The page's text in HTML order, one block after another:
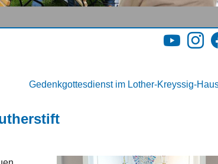
YouTube
Gedenkgottesdienst im Lother-Kreyssig-